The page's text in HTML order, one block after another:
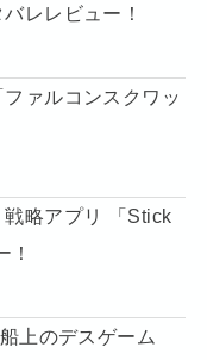
レレビュー！
ァルコンスクワッ
略アプリ 「Stick
！
上のデスゲーム